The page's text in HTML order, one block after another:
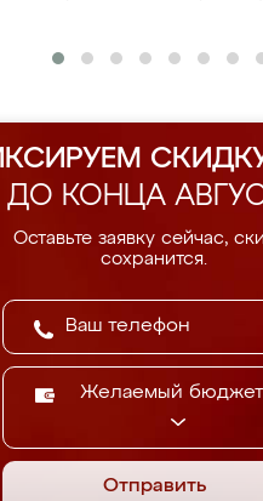
ДО КОНЦА
Оставьте заявку сейчас,
сохранится.
Желаемый бюджет
Отправить